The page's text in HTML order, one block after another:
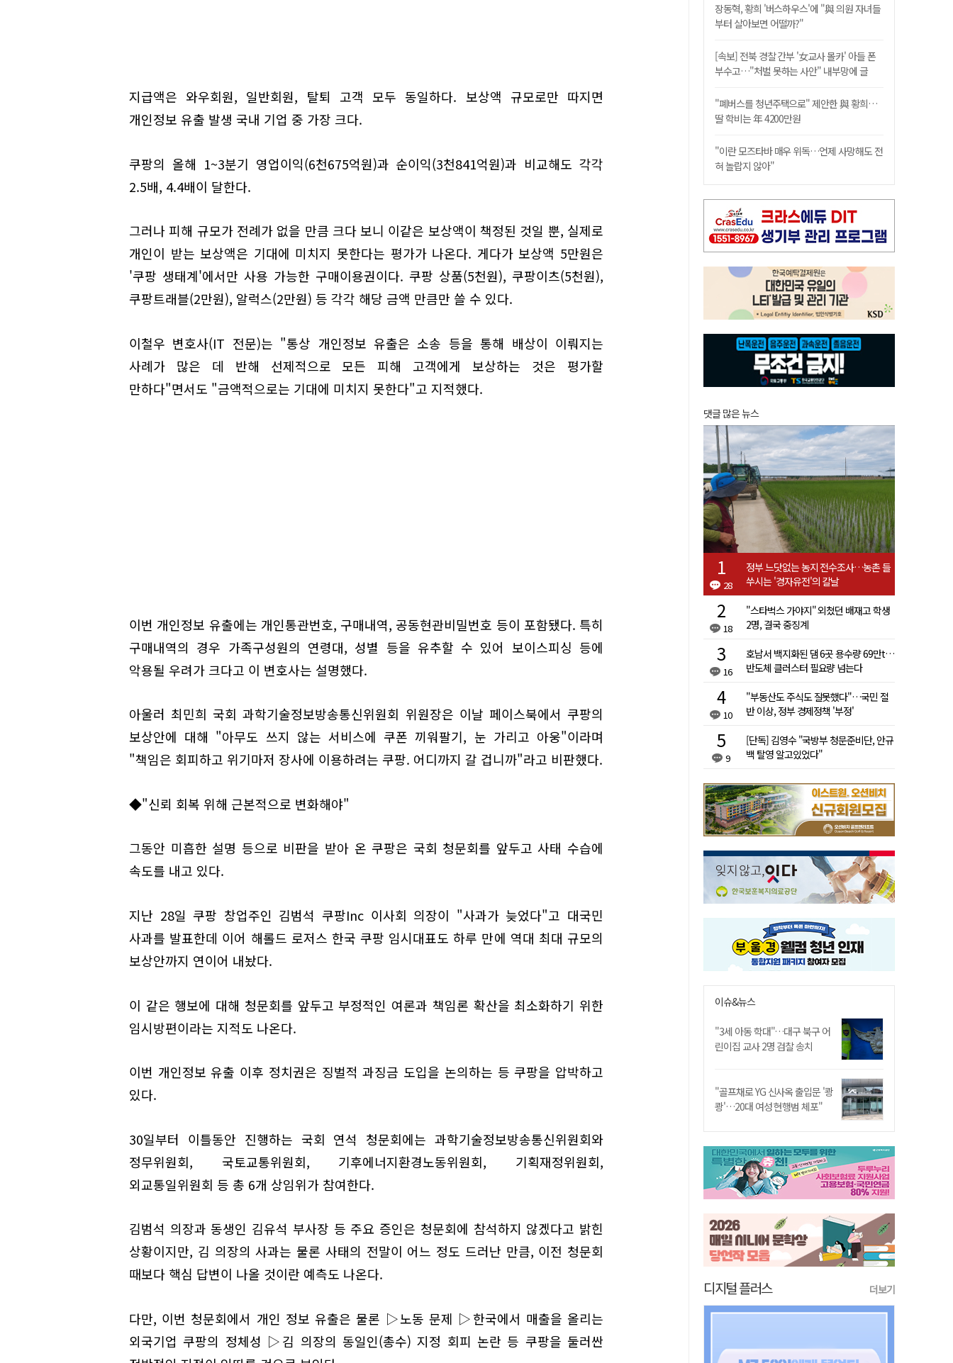
지급액은 와우회원, 일반회원, 탈퇴 고객 모두 동일하다. 보상액 규모로만 따지면
개인정보 유출 발생 국내 기업 중 가장 크다.
쿠팡의 올해 1~3분기 영업이익(6천675억원)과 순이익(3천841억원)과 비교해도 각각
2.5배, 4.4배이 달한다.
그러나 피해 규모가 전례가 없을 만큼 크다 보니 이같은 보상액이 책정된 것일 뿐, 실제로
개인이 받는 보상액은 기대에 미치지 못한다는 평가가 나온다. 게다가 보상액 5만원은
'쿠팡 생태계'에서만 사용 가능한 구매이용권이다. 쿠팡 상품(5천원), 쿠팡이츠(5천원),
쿠팡트래블(2만원), 알럭스(2만원) 등 각각 해당 금액 만큼만 쓸 수 있다.
이철우 변호사(IT 전문)는 "통상 개인정보 유출은 소송 등을 통해 배상이 이뤄지는
사례가 많은 데 반해 선제적으로 모든 피해 고객에게 보상하는 것은 평가할
만하다"면서도 "금액적으로는 기대에 미치지 못한다"고 지적했다.
이번 개인정보 유출에는 개인통관번호, 구매내역, 공동현관비밀번호 등이 포함됐다. 특히
구매내역의 경우 가족구성원의 연령대, 성별 등을 유추할 수 있어 보이스피싱 등에
악용될 우려가 크다고 이 변호사는 설명했다.
아울러 최민희 국회 과학기술정보방송통신위원회 위원장은 이날 페이스북에서 쿠팡의
보상안에 대해 "아무도 쓰지 않는 서비스에 쿠폰 끼워팔기, 눈 가리고 아웅"이라며
"책임은 회피하고 위기마저 장사에 이용하려는 쿠팡. 어디까지 갈 겁니까"라고 비판했다.
◆"신뢰 회복 위해 근본적으로 변화해야"
그동안 미흡한 설명 등으로 비판을 받아 온 쿠팡은 국회 청문회를 앞두고 사태 수습에
속도를 내고 있다.
지난 28일 쿠팡 창업주인 김범석 쿠팡Inc 이사회 의장이 "사과가 늦었다"고 대국민
사과를 발표한데 이어 해롤드 로저스 한국 쿠팡 임시대표도 하루 만에 역대 최대 규모의
보상안까지 연이어 내놨다.
이 같은 행보에 대해 청문회를 앞두고 부정적인 여론과 책임론 확산을 최소화하기 위한
임시방편이라는 지적도 나온다.
이번 개인정보 유출 이후 정치권은 징벌적 과징금 도입을 논의하는 등 쿠팡을 압박하고
있다.
30일부터 이틀동안 진행하는 국회 연석 청문회에는 과학기술정보방송통신위원회와
정무위원회, 국토교통위원회, 기후에너지환경노동위원회, 기획재정위원회,
외교통일위원회 등 총 6개 상임위가 참여한다.
김범석 의장과 동생인 김유석 부사장 등 주요 증인은 청문회에 참석하지 않겠다고 밝힌
상황이지만, 김 의장의 사과는 물론 사태의 전말이 어느 정도 드러난 만큼, 이전 청문회
때보다 핵심 답변이 나올 것이란 예측도 나온다.
다만, 이번 청문회에서 개인 정보 유출은 물론 ▷노동 문제 ▷한국에서 매출을 올리는
외국기업 쿠팡의 정체성 ▷김 의장의 동일인(총수) 지정 회피 논란 등 쿠팡을 둘러싼
장동혁, 황희 '버스하우스'에 "與 의원 자녀들
부터 살아보면 어떨까?"
[속보] 전북 경찰 간부 '女교사 몰카' 아들 폰
부수고…"처벌 못하는 사안" 내부망에 글
"폐버스를 청년주택으로" 제안한 與 황희…
딸 학비는 年 4200만원
"이란 모즈타바 매우 위독…언제 사망해도 전
혀 놀랍지 않아"
댓글 많은 뉴스
28
정부 느닷없는 농지 전수조사…농촌 들
쑤시는 '경자유전'의 칼날
18
"스타벅스 가야지" 외쳤던 배재고 학생
2명, 결국 중징계
16
호남서 백지화된 댐 6곳 용수량 69만t…
반도체 클러스터 필요량 넘는다
10
"부동산도 주식도 잘못했다"…국민 절
반 이상, 정부 경제정책 '부정'
9
[단독] 김영수 "국방부 청문준비단, 안규
백 탈영 알고있었다"
이슈&뉴스
"3세 아동 학대"…대구 북구 어
린이집 교사 2명 검찰 송치
"골프채로 YG 신사옥 출입문 '쾅
쾅'…20대 여성 현행범 체포"
디지털 플러스 더보기